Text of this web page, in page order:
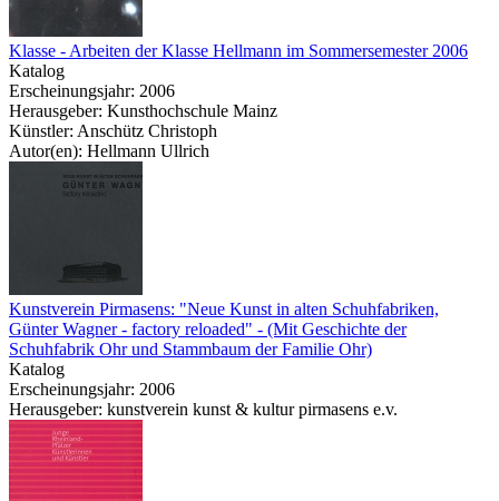
Klasse - Arbeiten der Klasse Hellmann im Sommersemester 2006
Katalog
Erscheinungsjahr: 2006
Herausgeber: Kunsthochschule Mainz
Künstler: Anschütz Christoph
Autor(en): Hellmann Ullrich
Kunstverein Pirmasens: "Neue Kunst in alten Schuhfabriken,
Günter Wagner - factory reloaded" - (Mit Geschichte der
Schuhfabrik Ohr und Stammbaum der Familie Ohr)
Katalog
Erscheinungsjahr: 2006
Herausgeber: kunstverein kunst & kultur pirmasens e.v.